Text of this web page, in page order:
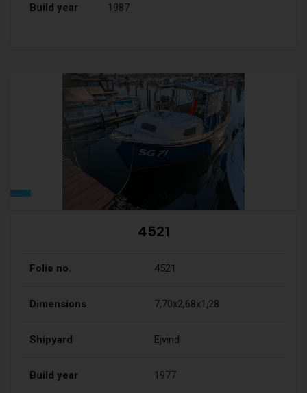
Build year 1987
4521
Folie no. 4521
Dimensions 7,70x2,68x1,28
Shipyard Ejvind
Build year 1977